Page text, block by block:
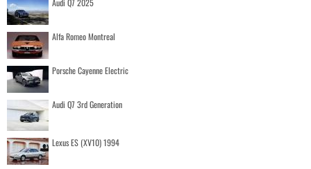
Alfa Romeo Montreal
Porsche Cayenne Electric
Audi Q7 3rd Generation
Lexus ES (XV10) 1994